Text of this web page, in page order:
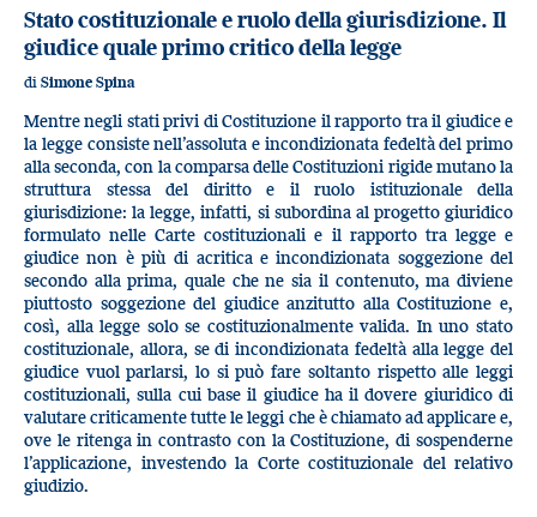
Stato costituzionale e ruolo della giurisdizione. Il
giudice quale primo critico della legge
di Simone Spina
Mentre negli stati privi di Costituzione il rapporto tra il giudice e
la legge consiste nell’assoluta e incondizionata fedeltà del primo
alla seconda, con la comparsa delle Costituzioni rigide mutano la
struttura stessa del diritto e il ruolo istituzionale della
giurisdizione: la legge, infatti, si subordina al progetto giuridico
formulato nelle Carte costituzionali e il rapporto tra legge e
giudice non è più di acritica e incondizionata soggezione del
secondo alla prima, quale che ne sia il contenuto, ma diviene
piuttosto soggezione del giudice anzitutto alla Costituzione e,
così, alla legge solo se costituzionalmente valida. In uno stato
costituzionale, allora, se di incondizionata fedeltà alla legge del
giudice vuol parlarsi, lo si può fare soltanto rispetto alle leggi
costituzionali, sulla cui base il giudice ha il dovere giuridico di
valutare criticamente tutte le leggi che è chiamato ad applicare e,
ove le ritenga in contrasto con la Costituzione, di sospenderne
l’applicazione, investendo la Corte costituzionale del relativo
giudizio.